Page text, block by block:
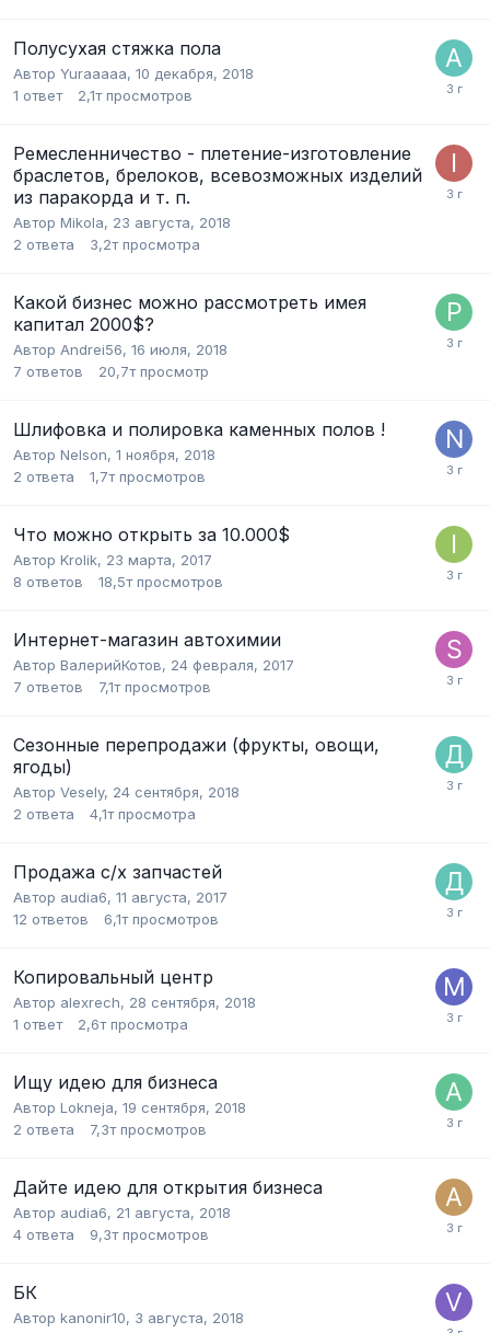
Полусухая стяжка пола
Автор Yuraaaaa, 10 декабря, 2018
1 ответ 2,1т просмотров
Ремесленничество - плетение-изготовление
браслетов, брелоков, всевозможных изделий
из паракорда и т. п.
Автор Mikola, 23 августа, 2018
2 ответа 3,2т просмотра
Какой бизнес можно рассмотреть имея
капитал 2000$?
Автор Andrei56, 16 июля, 2018
7 ответов 20,7т просмотр
Шлифовка и полировка каменных полов !
Автор Nelson, 1 ноября, 2018
2 ответа 1,7т просмотров
Что можно открыть за 10.000$
Автор Krolik, 23 марта, 2017
8 ответов 18,5т просмотров
Интернет-магазин автохимии
Автор ВалерийКотов, 24 февраля, 2017
7 ответов 7,1т просмотров
Сезонные перепродажи (фрукты, овощи,
ягоды)
Автор Vesely, 24 сентября, 2018
2 ответа 4,1т просмотра
Продажа с/х запчастей
Автор audia6, 11 августа, 2017
12 ответов 6,1т просмотров
Копировальный центр
Автор alexrech, 28 сентября, 2018
1 ответ 2,6т просмотра
Ищу идею для бизнеса
Автор Lokneja, 19 сентября, 2018
2 ответа 7,3т просмотров
Дайте идею для открытия бизнеса
Автор audia6, 21 августа, 2018
4 ответа 9,3т просмотров
БК
Автор kanonir10, 3 августа, 2018